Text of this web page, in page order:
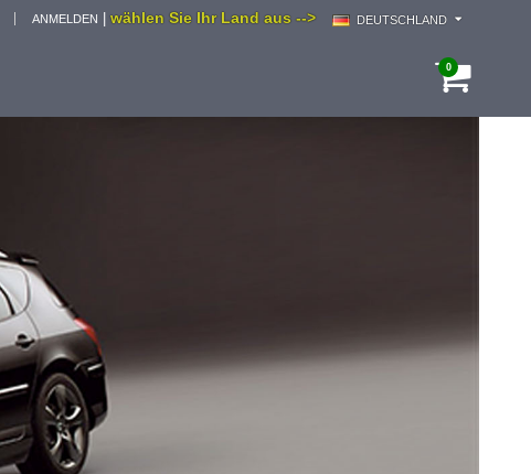
wählen Sie Ihr Land aus --> DEUTSCHLAND
ANMELDEN
0